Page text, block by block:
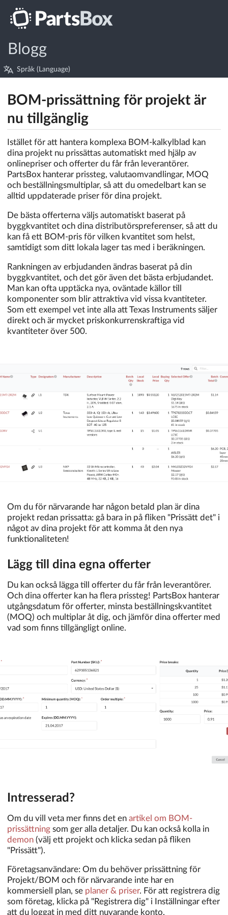
Blogg
Språk (Language)
BOM-prissättning för projekt är
nu tillgänglig
Istället för att hantera komplexa BOM-kalkylblad kan
dina projekt nu prissättas automatiskt med hjälp av
onlinepriser och offerter du får från leverantörer.
PartsBox hanterar prissteg, valutaomvandlingar, MOQ
och beställningsmultiplar, så att du omedelbart kan se
alltid uppdaterade priser för dina projekt.
De bästa offerterna väljs automatiskt baserat på
byggkvantitet och dina distributörspreferenser, så att du
kan få ett BOM-pris för vilken kvantitet som helst,
samtidigt som ditt lokala lager tas med i beräkningen.
Rankningen av erbjudanden ändras baserat på din
byggkvantitet, och det gör även det bästa erbjudandet.
Man kan ofta upptäcka nya, oväntade källor till
komponenter som blir attraktiva vid vissa kvantiteter.
Som ett exempel vet inte alla att Texas Instruments säljer
direkt och är mycket priskonkurrenskraftiga vid
kvantiteter över 500.
Om du för närvarande har någon betald plan är dina
projekt redan prissatta: gå bara in på fliken "Prissätt det" i
något av dina projekt för att komma åt den nya
funktionaliteten!
Lägg till dina egna offerter
Du kan också lägga till offerter du får från leverantörer.
Och dina offerter kan ha flera prissteg! PartsBox hanterar
utgångsdatum för offerter, minsta beställningskvantitet
(MOQ) och multiplar åt dig, och jämför dina offerter med
vad som finns tillgängligt online.
Intresserad?
Om du vill veta mer finns det en artikel om BOM-
prissättning som ger alla detaljer. Du kan också kolla in
demon (välj ett projekt och klicka sedan på fliken
"Prissätt").
Företagsanvändare: Om du behöver prissättning för
Projekt/BOM och för närvarande inte har en
kommersiell plan, se planer & priser. För att registrera dig
som företag, klicka på "Registrera dig" i Inställningar efter
att du loggat in med ditt nuvarande konto.